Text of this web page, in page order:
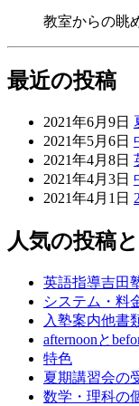
教室からの眺
最近の投稿
2021年6月9日
2021年5月6日
2021年4月8日
2021年4月3日
2021年4月1日
人気の投稿
英語指導吉田
システム・料
入塾案内他書
afternoonと
特色
夏期講習会の
数学・理科の